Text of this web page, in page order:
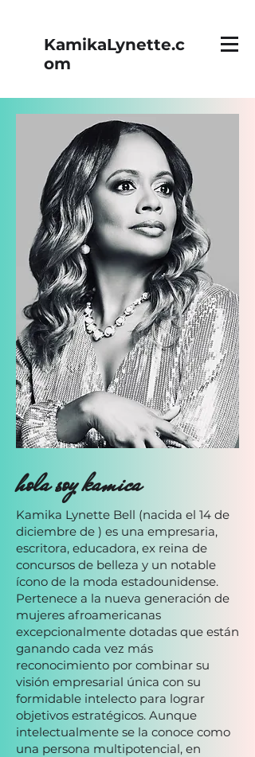
KamikaLynette.c
om
hola soy kamica
Kamika Lynette Bell (nacida el 14 de
diciembre de ) es una empresaria,
escritora, educadora, ex reina de
concursos de belleza y un notable
ícono de la moda estadounidense.
Pertenece a la nueva generación de
mujeres afroamericanas
excepcionalmente dotadas que están
ganando cada vez más
reconocimiento por combinar su
visión empresarial única con su
formidable intelecto para lograr
objetivos estratégicos. Aunque
intelectualmente se la conoce como
una persona multipotencial, en